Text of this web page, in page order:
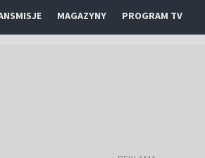
MAGAZYNY PROGRAM TV